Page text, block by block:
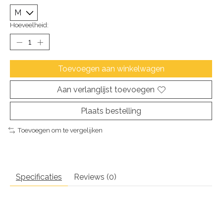
Hoeveelheid:
Toevoegen aan winkelwagen
Aan verlanglijst toevoegen
Plaats bestelling
Toevoegen om te vergelijken
Specificaties Reviews (0)